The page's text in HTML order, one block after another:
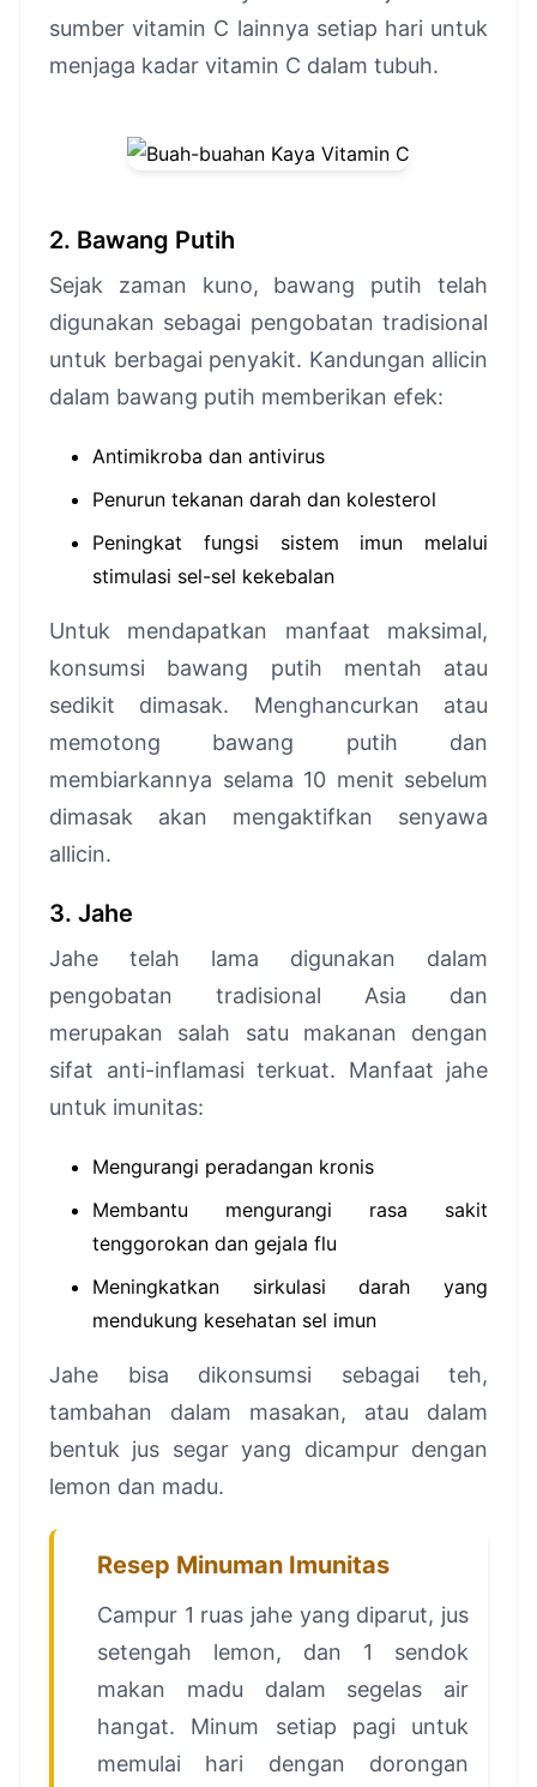
sumber vitamin C lainnya setiap hari untuk
menjaga kadar vitamin C dalam tubuh.
2. Bawang Putih
Sejak zaman kuno, bawang putih telah
digunakan sebagai pengobatan tradisional
untuk berbagai penyakit. Kandungan allicin
dalam bawang putih memberikan efek:
Antimikroba dan antivirus
Penurun tekanan darah dan kolesterol
Peningkat fungsi sistem imun melalui
stimulasi sel-sel kekebalan
Untuk mendapatkan manfaat maksimal,
konsumsi bawang putih mentah atau
sedikit dimasak. Menghancurkan atau
memotong bawang putih dan
membiarkannya selama 10 menit sebelum
dimasak akan mengaktifkan senyawa
allicin.
3. Jahe
Jahe telah lama digunakan dalam
pengobatan tradisional Asia dan
merupakan salah satu makanan dengan
sifat anti-inflamasi terkuat. Manfaat jahe
untuk imunitas:
Mengurangi peradangan kronis
Membantu mengurangi rasa sakit
tenggorokan dan gejala flu
Meningkatkan sirkulasi darah yang
mendukung kesehatan sel imun
Jahe bisa dikonsumsi sebagai teh,
tambahan dalam masakan, atau dalam
bentuk jus segar yang dicampur dengan
lemon dan madu.
Resep Minuman Imunitas
Campur 1 ruas jahe yang diparut, jus
setengah lemon, dan 1 sendok
makan madu dalam segelas air
hangat. Minum setiap pagi untuk
memulai hari dengan dorongan